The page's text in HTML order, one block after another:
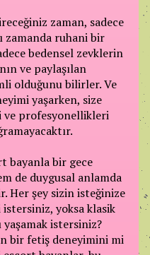
zaman, sadece
zamanda ruhani bir
bedensel zevklerin
ve paylaşılan
olduğunu bilirler. Ve
yaşarken, size
ve profesyonellikleri
bayanla bir gece
de duygusal anlamda
Her şey sizin isteğinize
yoksa klasik
yaşamak istersiniz?
bir fetiş deneyimini mi